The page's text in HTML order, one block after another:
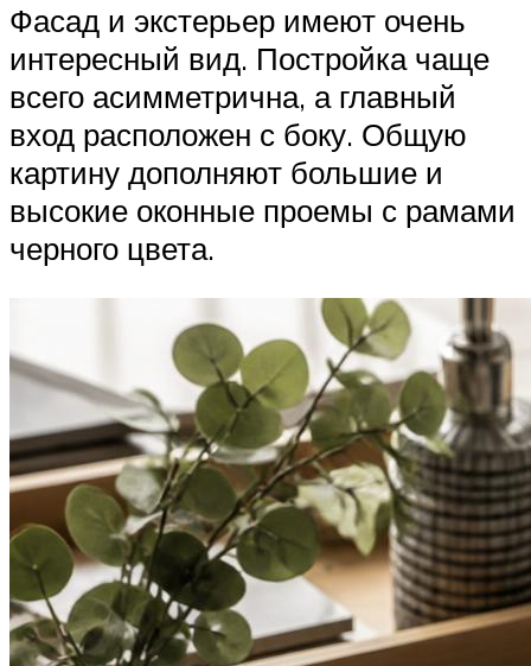
Фасад и экстерьер имеют очень
интересный вид. Постройка чаще
всего асимметрична, а главный
вход расположен с боку. Общую
картину дополняют большие и
высокие оконные проемы с рамами
черного цвета.